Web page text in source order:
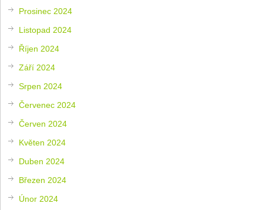
Prosinec 2024
Listopad 2024
Říjen 2024
Září 2024
Srpen 2024
Červenec 2024
Červen 2024
Květen 2024
Duben 2024
Březen 2024
Únor 2024